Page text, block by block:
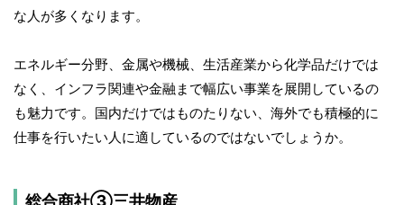
な人が多くなります。
エネルギー分野、金属や機械、生活産業から化学品だけでは
なく、インフラ関連や金融まで幅広い事業を展開しているの
も魅力です。国内だけではものたりない、海外でも積極的に
仕事を行いたい人に適しているのではないでしょうか。